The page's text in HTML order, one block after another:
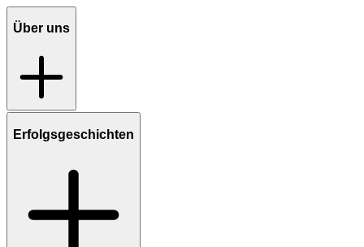
Über uns
Erfolgsgeschichten